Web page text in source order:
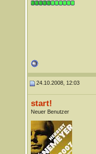
24.10.2008, 12:03
start!
Neuer Benutzer